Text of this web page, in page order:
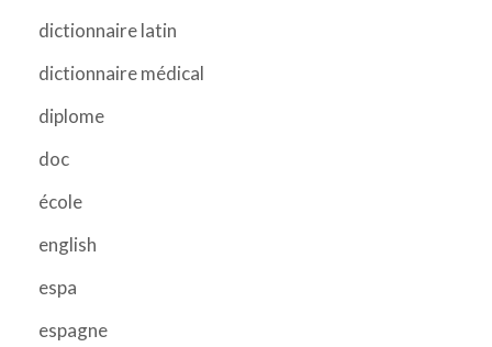
dictionnaire latin
dictionnaire médical
diplome
doc
école
english
espa
espagne